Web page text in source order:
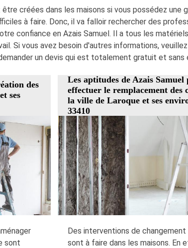
créées dans les maisons si vous possédez une
à faire. Donc, il va falloir rechercher des
confiance en Azais Samuel. Il a tous les
Si vous avez besoin d'autres informations,
un devis qui est totalement gratuit et sans
des
ses
sont
Les aptitudes de Azais Samuel
effectuer le remplacement des
la ville de Laroque et ses
33410
Des interventions de
sont à faire dans les maisons. En